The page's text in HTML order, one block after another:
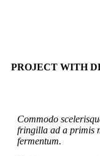
PROJECT WITH
Commodo
fringilla ad a primis
fermentum.